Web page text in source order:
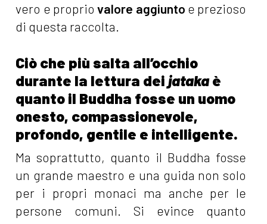
vero e propriovalore aggiunto e prezioso
di questa raccolta.
Ciò che più salta all’occhio
durante la lettura dei jatakaè
quanto il Buddha fosse un uomo
onesto, compassionevole,
profondo, gentile e intelligente.
Ma soprattutto, quanto il Buddha fosse
un grande maestro e una guida non solo
per i propri monaci ma anche per le
persone comuni. Si evince quanto